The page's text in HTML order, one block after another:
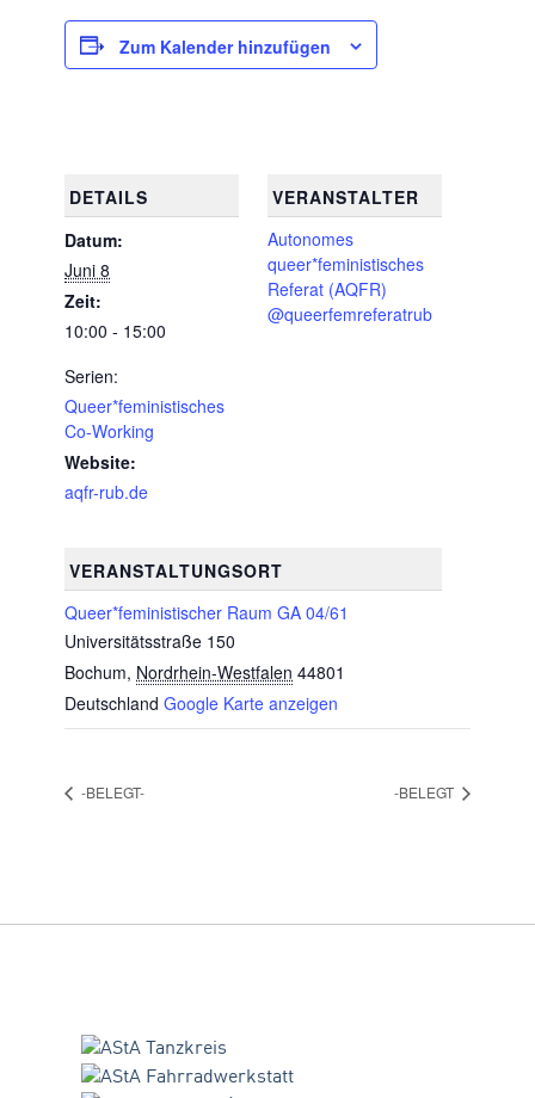
Zum Kalender hinzufügen
DETAILS
Datum:
Juni 8
Zeit:
10:00 - 15:00
Serien:
Queer*feministisches
Co-Working
Website:
aqfr-rub.de
VERANSTALTUNGSORT
Queer*feministischer Raum GA 04/61
Universitätsstraße 150
Bochum, Nordrhein-Westfalen 44801
Deutschland Google Karte anzeigen
VERANSTALTER
Autonomes
queer*feministisches
Referat (AQFR)
@queerfemreferatrub
-BELEGT- -BELEGT